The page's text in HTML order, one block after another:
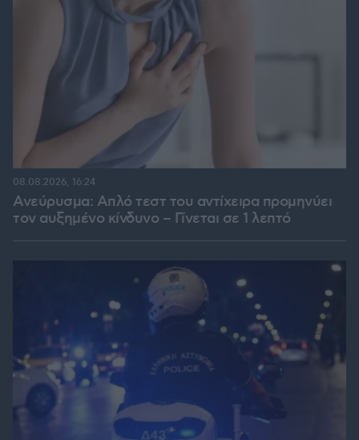
Ανεύρυσμα: Απλό τεστ του αντίχειρα προμηνύει
τον αυξημένο κίνδυνο – Γίνεται σε 1 λεπτό
08.08.2026, 16:24